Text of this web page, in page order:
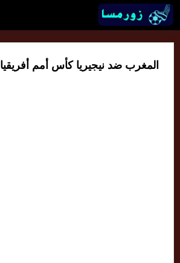
المغرب ضد نيجيريا كأس أمم أفريقيا 10:00